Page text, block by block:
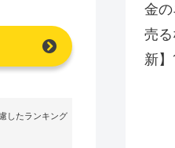
したランキング
金
売
新